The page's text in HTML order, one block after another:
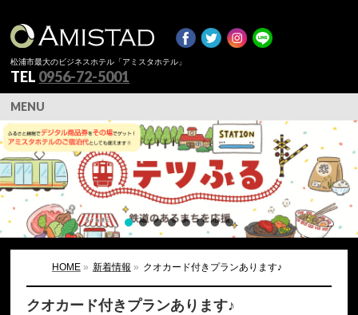
松浦市最大のビジネスホテル「アミスタホテル」
TEL 0956-72-5001
MENU
HOME» 新着情報 » クオカード付きプランあります♪
クオカード付きプランあります♪